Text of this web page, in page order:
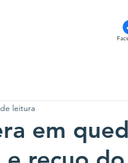
em
leitura